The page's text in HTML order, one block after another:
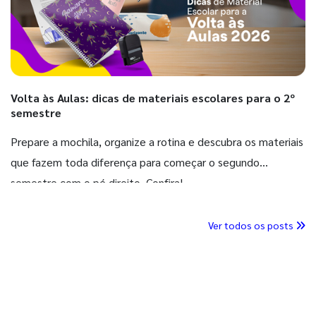
Volta às Aulas: dicas de materiais escolares para o 2º
semestre
Prepare a mochila, organize a rotina e descubra os materiais
que fazem toda diferença para começar o segundo
semestre com o pé direito. Confira!
Ver todos os posts